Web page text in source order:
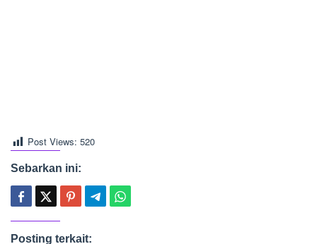
Post Views: 520
Sebarkan ini:
Posting terkait: